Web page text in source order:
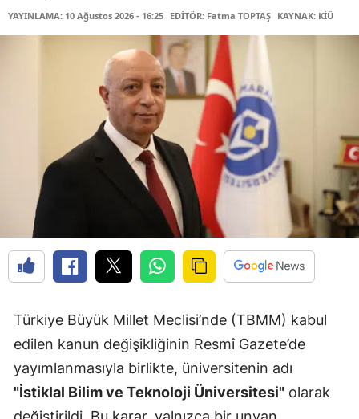
YAYINLAMA: 10 Ağustos 2026 - 16:25 EDİTÖR: Fatma TOPTAŞ KAYNAK: KİÜ
Türkiye Büyük Millet Meclisi’nde (TBMM) kabul
edilen kanun değişikliğinin Resmî Gazete’de
yayımlanmasıyla birlikte, üniversitenin adı
"İstiklal Bilim ve Teknoloji Üniversitesi" olarak